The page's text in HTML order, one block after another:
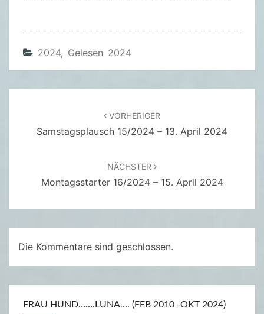
E
E
A
N
R
E
C
A
M
E
2024, Gelesen 2024
VORHERIGER
Samstagsplausch 15/2024 – 13. April 2024
NÄCHSTER
Montagsstarter 16/2024 – 15. April 2024
Die Kommentare sind geschlossen.
FRAU HUND…….LUNA…. (FEB 2010 -OKT 2024)